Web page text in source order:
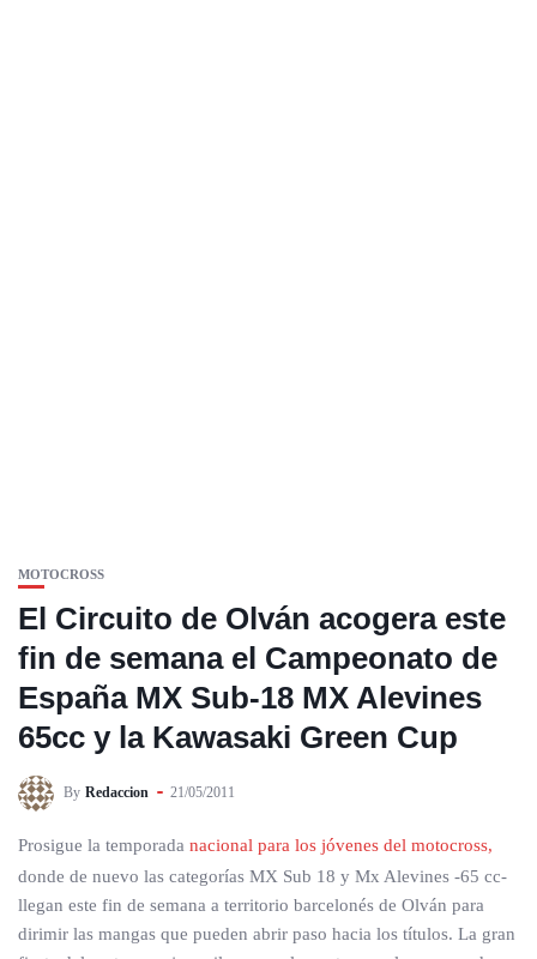
MOTOCROSS
El Circuito de Olván acogera este
fin de semana el Campeonato de
España MX Sub-18 MX Alevines
65cc y la Kawasaki Green Cup
By Redaccion 21/05/2011
Prosigue la temporada nacional para los jóvenes del motocross,
donde de nuevo las categorías MX Sub 18 y Mx Alevines -65 cc-
llegan este fin de semana a territorio barcelonés de Olván para
dirimir las mangas que pueden abrir paso hacia los títulos. La gran